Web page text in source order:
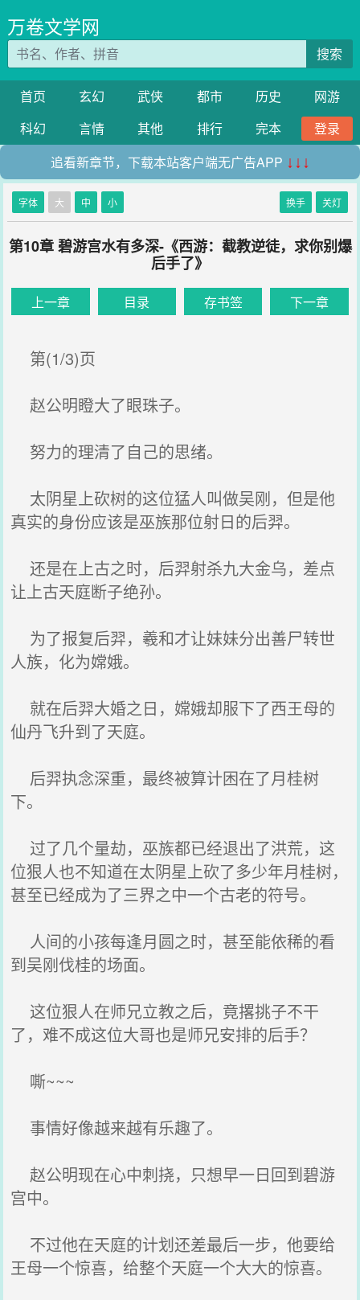
万卷文学网
搜索
首页 玄幻 武侠 都市 历史
网游
科幻
言情 其他 排行 完本
登录
追看新章节，下载本站客户端无广告APP ↓↓↓
字体 大 中 小 换手 关灯
第10章 碧游宫水有多深-《西游：截教逆徒，求你别爆
后手了》
上一章 目录 存书签 下一章
第(1/3)页
赵公明瞪大了眼珠子。
努力的理清了自己的思绪。
太阴星上砍树的这位猛人叫做吴刚，但是他
真实的身份应该是巫族那位射日的后羿。
还是在上古之时，后羿射杀九大金乌，差点
让上古天庭断子绝孙。
为了报复后羿，羲和才让妹妹分出善尸转世
人族，化为嫦娥。
就在后羿大婚之日，嫦娥却服下了西王母的
仙丹飞升到了天庭。
后羿执念深重，最终被算计困在了月桂树
下。
过了几个量劫，巫族都已经退出了洪荒，这
位狠人也不知道在太阴星上砍了多少年月桂树，
甚至已经成为了三界之中一个古老的符号。
人间的小孩每逢月圆之时，甚至能依稀的看
到吴刚伐桂的场面。
这位狠人在师兄立教之后，竟撂挑子不干
了，难不成这位大哥也是师兄安排的后手？
嘶~~~
事情好像越来越有乐趣了。
赵公明现在心中刺挠，只想早一日回到碧游
宫中。
不过他在天庭的计划还差最后一步，他要给
王母一个惊喜，给整个天庭一个大大的惊喜。